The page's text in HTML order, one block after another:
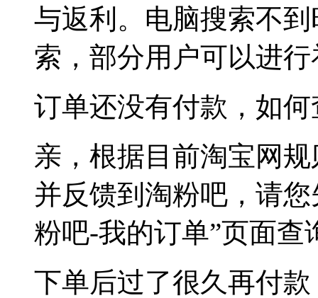
与返利。电脑搜索不
索，部分用户可以进
订单还没有付款，如
亲，根据目前淘宝网
并反馈到淘粉吧，请
粉吧-我的订单”页面查
下单后过了很久再付